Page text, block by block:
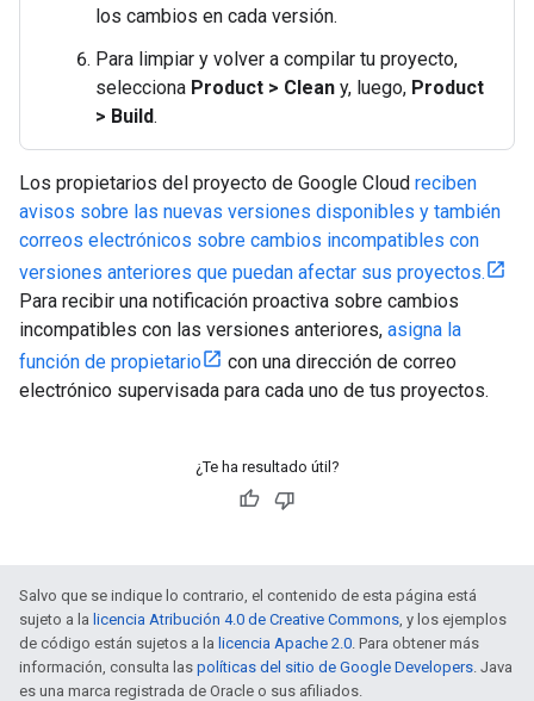
los cambios en cada versión.
Para limpiar y volver a compilar tu proyecto,
selecciona Product > Clean y, luego, Product
> Build.
Los propietarios del proyecto de Google Cloud reciben
avisos sobre las nuevas versiones disponibles y también
correos electrónicos sobre cambios incompatibles con
versiones anteriores que puedan afectar sus proyectos.
Para recibir una notificación proactiva sobre cambios
incompatibles con las versiones anteriores, asigna la
función de propietario
con una dirección de correo
electrónico supervisada para cada uno de tus proyectos.
¿Te ha resultado útil?
Salvo que se indique lo contrario, el contenido de esta página está
sujeto a la licencia Atribución 4.0 de Creative Commons, y los ejemplos
de código están sujetos a la licencia Apache 2.0. Para obtener más
información, consulta las políticas del sitio de Google Developers. Java
es una marca registrada de Oracle o sus afiliados.